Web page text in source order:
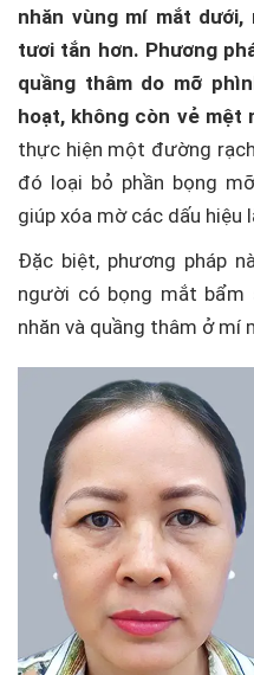
nhăn vùng mí mắt
tươi tắn hơn. Phương
quầng thâm do mỡ
hoạt, không còn vẻ mệt
thực hiện một đường
đó loại bỏ phần bọng
giúp xóa mờ các dấu hiệu
Đặc biệt, phương pháp
người có bọng mắt bẩm
nhăn và quầng thâm ở mí